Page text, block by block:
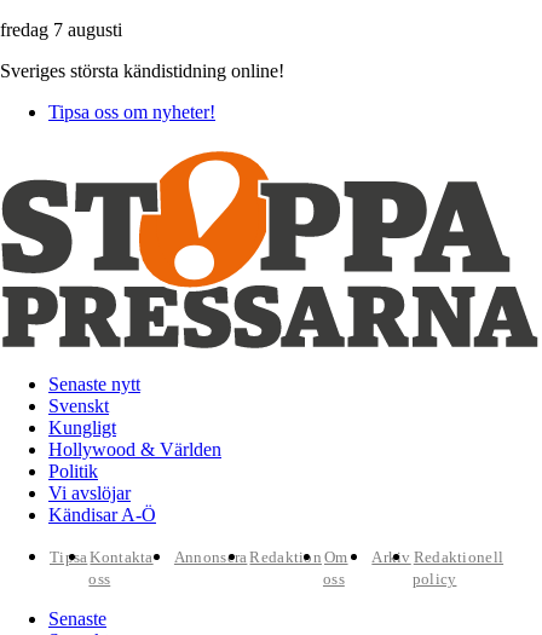
fredag 7 augusti
Sveriges största kändistidning online!
Tipsa oss om nyheter!
Senaste nytt
Svenskt
Kungligt
Hollywood & Världen
Politik
Vi avslöjar
Kändisar A-Ö
TipsaKontakta
oss
AnnonseraRedaktion Om
oss
Arkiv Redaktionell
policy
Senaste